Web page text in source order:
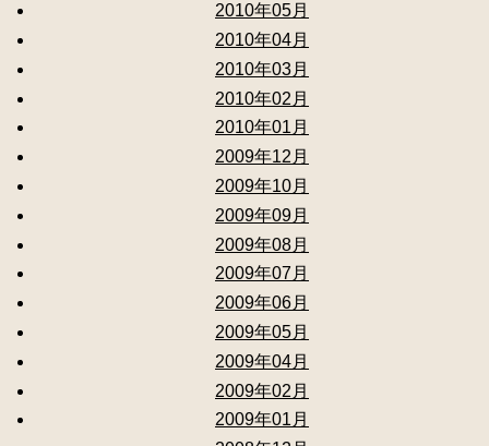
2010年05月
2010年04月
2010年03月
2010年02月
2010年01月
2009年12月
2009年10月
2009年09月
2009年08月
2009年07月
2009年06月
2009年05月
2009年04月
2009年02月
2009年01月